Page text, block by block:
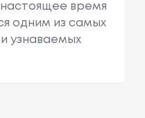
время
одним из самых
узнаваемых